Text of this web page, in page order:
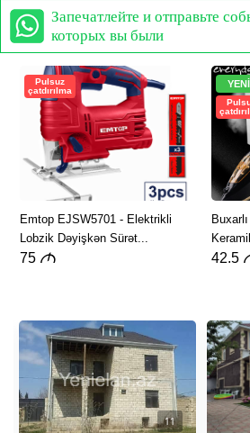
Запечатлейте и отправьте
которых вы были